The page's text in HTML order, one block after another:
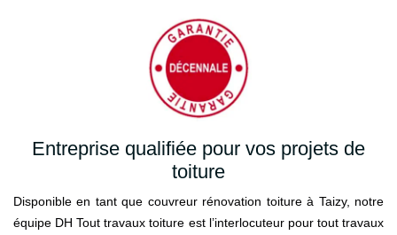
Entreprise qualifiée pour vos projets de
toiture
Disponible en tant que couvreur rénovation toiture à Taizy, notre
équipe DH Tout travaux toiture est l’interlocuteur pour tout travaux